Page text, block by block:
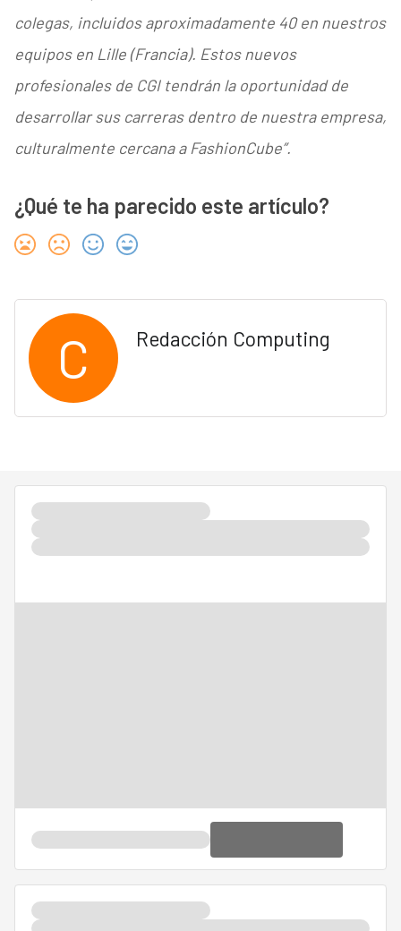
colegas, incluidos aproximadamente 40 en nuestros
equipos en Lille (Francia). Estos nuevos
profesionales de CGI tendrán la oportunidad de
desarrollar sus carreras dentro de nuestra empresa,
culturalmente cercana a FashionCube”.
¿Qué te ha parecido este artículo?
C Redacción Computing